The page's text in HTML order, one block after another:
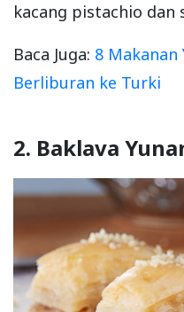
kacang pistachio dan
Baca Juga: 8 Makanan
Berliburan ke Turki
2. Baklava